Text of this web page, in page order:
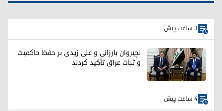
3 ساعت پیش
نچیروان بارزانی و علی زیدی بر حفظ حاکمیت
و ثبات عراق تأکید کردند
4 ساعت پیش